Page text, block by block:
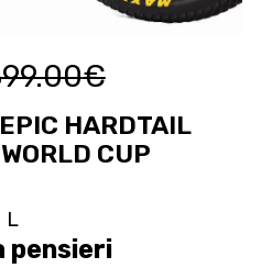
€
HARDTAIL
CUP
L
pensieri